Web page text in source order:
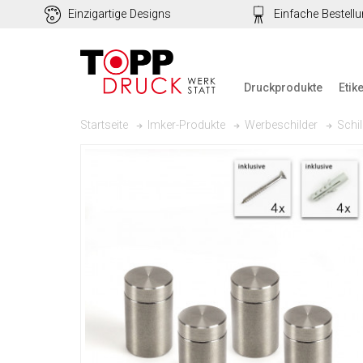
Einzigartige Designs Einfache
Druckprodukte
Startseite Imker-Produkte Werbeschilder